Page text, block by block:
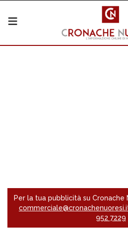
Per la tua pubblicità su Cronache
952 7229